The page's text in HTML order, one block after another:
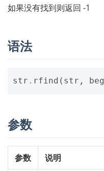
如果没有找到则返回 -1
语法
str . rfind ( str , beg
参数
参数 说明